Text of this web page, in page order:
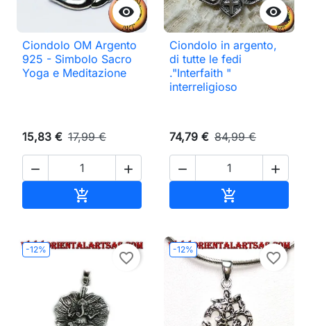

Ciondolo OM Argento
925 - Simbolo Sacro
Yoga e Meditazione
15,83 € 17,99 €
 


Ciondolo in argento,
di tutte le fedi
."Interfaith "
interreligioso
74,79 € 84,99 €
 

-12%
favorite_border
-12%
favorite_border